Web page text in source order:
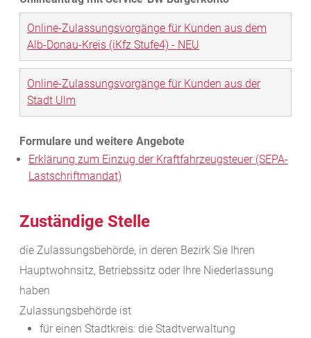
Online-Zulassungsvorgänge für Kunden aus dem
Alb-Donau-Kreis (iKfz Stufe4) - NEU
Online-Zulassungsvorgänge für Kunden aus der
Stadt Ulm
Erklärung zum Einzug der Kraftfahrzeugsteuer (SEPA-
Lastschriftmandat)
Zuständige Stelle
die Zulassungsbehörde, in deren Bezirk Sie Ihren
Hauptwohnsitz, Betriebssitz oder Ihre Niederlassung
haben
Zulassungsbehörde ist
für einen Stadtkreis: die Stadtverwaltung